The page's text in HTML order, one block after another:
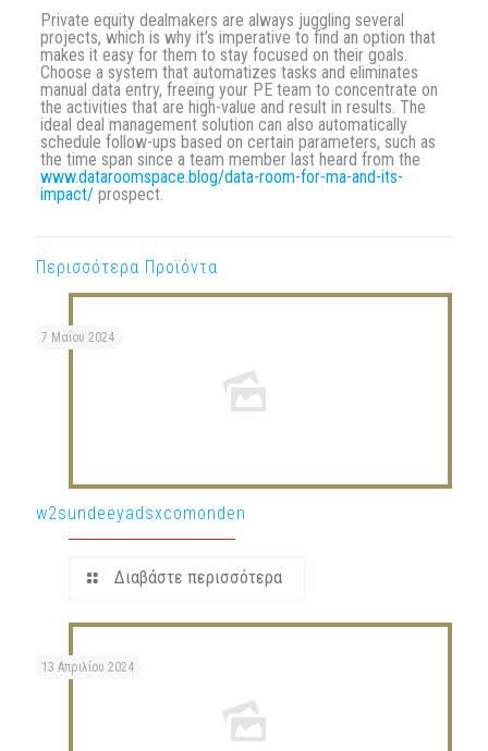
Private equity dealmakers are always juggling several
projects, which is why it’s imperative to find an option that
makes it easy for them to stay focused on their goals.
Choose a system that automatizes tasks and eliminates
manual data entry, freeing your PE team to concentrate on
the activities that are high-value and result in results. The
ideal deal management solution can also automatically
schedule follow-ups based on certain parameters, such as
the time span since a team member last heard from the
www.dataroomspace.blog/data-room-for-ma-and-its-
impact/prospect.
Περισσότερα Προϊόντα
7 Μαΐου 2024
w2sundeeyadsxcomonden
Διαβάστε περισσότερα
13 Απριλίου 2024